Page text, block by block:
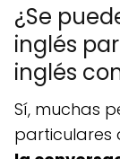
¿Se
inglés
inglés
Sí, muchas
particulares